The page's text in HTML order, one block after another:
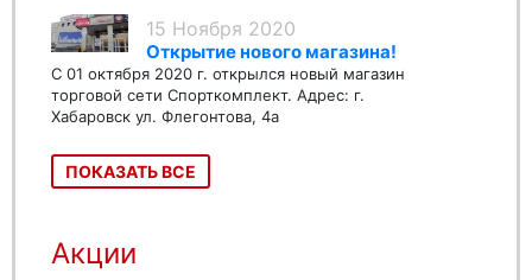
15 Ноября 2020
Открытие нового магазина!
С 01 октября 2020 г. открылся новый магазин
торговой сети Спорткомплект. Адрес: г.
Хабаровск ул. Флегонтова, 4а
ПОКАЗАТЬ ВСЕ
Акции